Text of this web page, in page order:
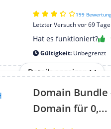
199
Letzter Versuch vor 69
Hat es funktioniert?
Gültigkeit: Unbegrenzt
Details anzeigen
Domain Bundle
Domain für 0,...